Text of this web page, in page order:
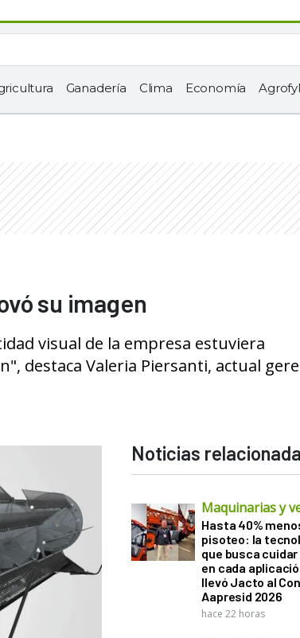
Ganadería Clima Economía
su imagen
visual de la empresa estuviera
destaca Valeria Piersanti, actual
Noticias
Maquinarias y
Hasta 40%
pisoteo: la
que busca
en cada
llevó Jacto al
Aapresid 2026
hace 22 horas